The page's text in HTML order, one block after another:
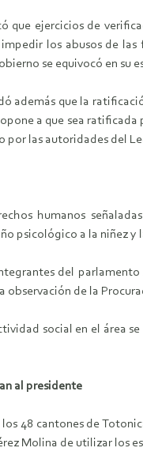
que ejercicios de
los abusos de
se equivocó en su
además que la
a que sea
por las autoridades del
humanos
psicológico a la niñez y
del
observación de la
social en el área
al presidente
48 cantones de
Molina de utilizar los